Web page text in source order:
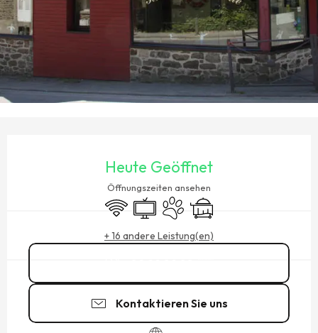
Heute Geöffnet
Öffnungszeiten ansehen
Wi-Fi FernsehenTiere erlaubtZimmerservice
+ 16 andere Leistung(en)
Kontaktieren Sie uns